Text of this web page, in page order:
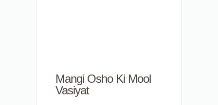
Mangi Osho Ki Mool
Vasiyat